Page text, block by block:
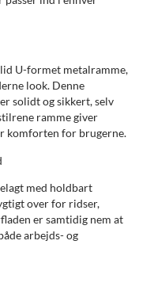
U-formet metalramme,
look. Denne
solidt og sikkert, selv
ramme giver
komforten for brugerne.
med holdbart
over for ridser,
er samtidig nem at
arbejds- og